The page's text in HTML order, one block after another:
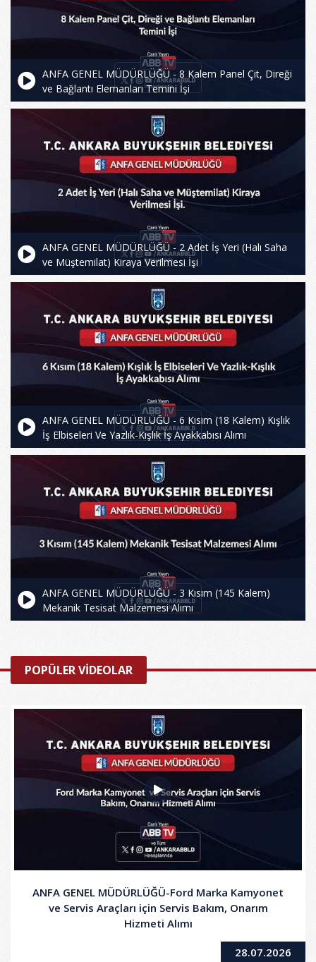
ANFA GENEL MÜDÜRLÜĞÜ - 8 Kalem Panel Çit, Direği
ve Bağlantı Elemanları Temini İşi
ANFA GENEL MÜDÜRLÜĞÜ - 2 Adet İş Yeri (Halı Saha
ve Müştemilat) Kiraya Verilmesi İşi
ANFA GENEL MÜDÜRLÜĞÜ - 6 Kısım (18 Kalem) Kışlık
İş Elbiseleri Ve Yazlık-Kışlık İş Ayakkabısı Alımı
ANFA GENEL MÜDÜRLÜĞÜ - 3 Kısım (145 Kalem)
Mekanik Tesisat Malzemesi Alımı
POPÜLER VİDEOLAR
ANFA GENEL MÜDÜRLÜĞÜ-Ford Marka Kamyonet
ve Servis Araçları için Servis Bakım, Onarım
Hizmeti Alımı
28.07.2026